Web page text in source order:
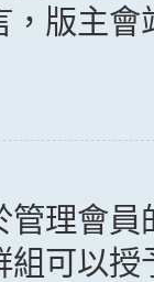
，版主
理會
可以